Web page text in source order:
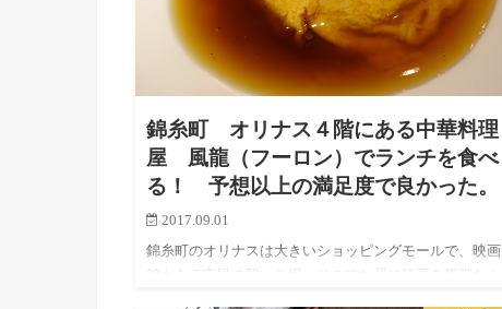
錦糸町 オリナス４階にある中華料理
屋 風龍（フーロン）でランチを食べ
る！ 予想以上の満足度で良かった。
2017.09.01
錦糸町のオリナスは大きいショッピングモールで、映画
館もある市民の憩いの場。そこでお昼に映画を鑑賞なん